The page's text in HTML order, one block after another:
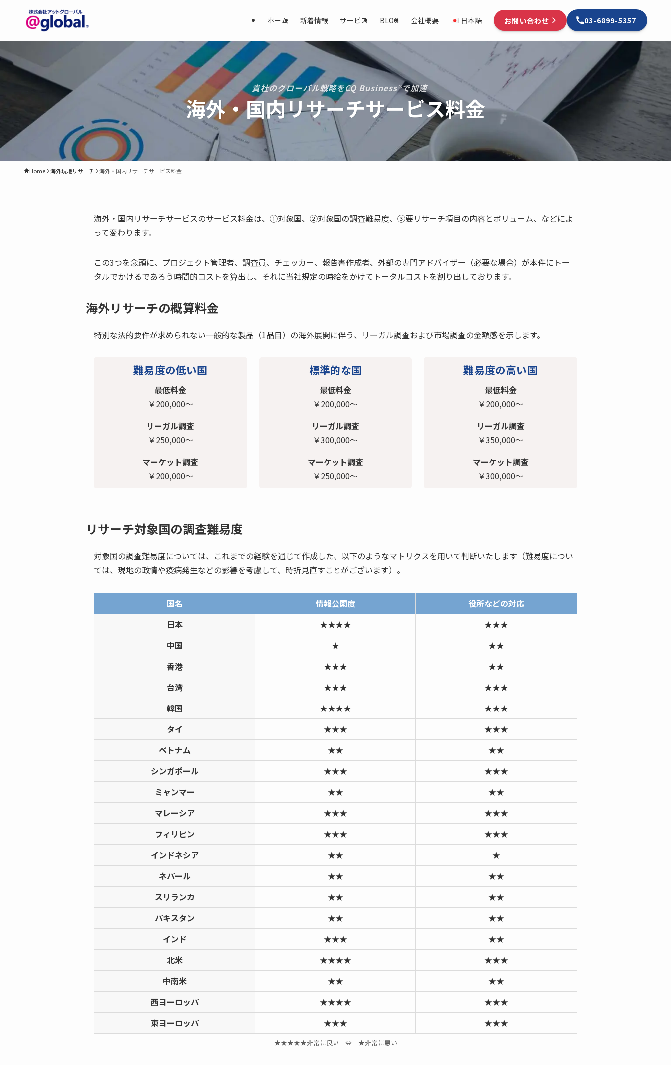
ホーム 新着情報 サービス BLOG 会社概要 日本語 お問い合わせ 03-6899-5357
海外・国内リサーチサービス料金
貴社のグローバル戦略をCQ Business®で加速
Home 海外現地リサーチ 海外・国内リサーチサービス料金
海外・国内リサーチサービスのサービス料金は、①対象国、②対象国の調査難易度、③要リサーチ項目の内容とボリューム、などによ
って変わります。
この3つを念頭に、プロジェクト管理者、調査員、チェッカー、報告書作成者、外部の専門アドバイザー（必要な場合）が本件にトー
タルでかけるであろう時間的コストを算出し、それに当社規定の時給をかけてトータルコストを割り出しております。
海外リサーチの概算料金
特別な法的要件が求められない一般的な製品（1品目）の海外展開に伴う、リーガル調査および市場調査の金額感を示します。
難易度の低い国
最低料金
￥200,000～
リーガル調査
￥250,000～
マーケット調査
￥200,000～
標準的な国
最低料金
￥200,000～
リーガル調査
￥300,000～
マーケット調査
￥250,000～
難易度の高い国
最低料金
￥200,000～
リーガル調査
￥350,000～
マーケット調査
￥300,000～
リサーチ対象国の調査難易度
対象国の調査難易度については、これまでの経験を通じて作成した、以下のようなマトリクスを用いて判断いたします（難易度につい
ては、現地の政情や疫病発生などの影響を考慮して、時折見直すことがございます）。
国名 情報公開度
役所などの対応
日本
★★★★
★★★
中国
★
★★
香港
★★★
★★
台湾
★★★
★★★
韓国
★★★★
★★★
タイ
★★★
★★★
ベトナム
★★
★★
シンガポール
★★★
★★★
ミャンマー
★★
★★
マレーシア
★★★
★★★
フィリピン
★★★
★★★
インドネシア
★★
★
ネパール
★★
★★
スリランカ
★★
★★
パキスタン
★★
★★
インド
★★★
★★
北米
★★★★
★★★
中南米
★★
★★
西ヨーロッパ
★★★★
★★★
東ヨーロッパ
★★★ ★★★
★★★★★非常に良い ⇔ ★非常に悪い